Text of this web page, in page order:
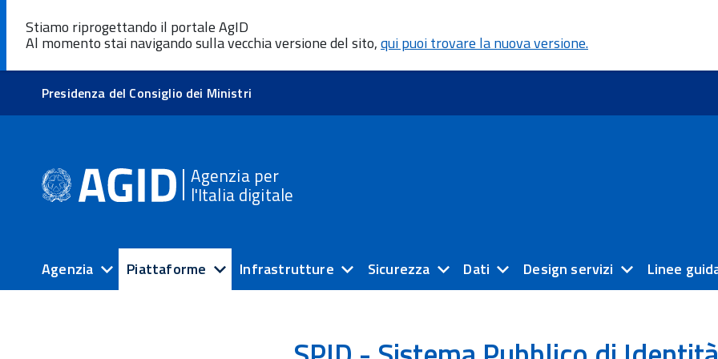
Stiamo riprogettando il portale AgID
Al momento stai navigando sulla vecchia versione del sito,qui puoi trovare la nuova versione.
Presidenza del Consiglio dei Ministri
Agenzia per
l'Italia digitale
Agenzia Piattaforme Infrastrutture Sicurezza Dati Design servizi Linee